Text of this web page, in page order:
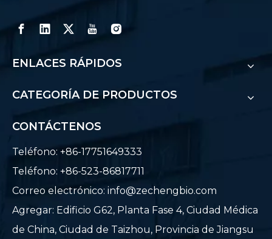
ENLACES RÁPIDOS
CATEGORÍA DE PRODUCTOS
CONTÁCTENOS
Teléfono: +86-17751649333
Teléfono: +86-523-86817711
Correo electrónico: info@zechengbio.com
Agregar: Edificio G62, Planta Fase 4, Ciudad Médica
de China, Ciudad de Taizhou, Provincia de Jiangsu